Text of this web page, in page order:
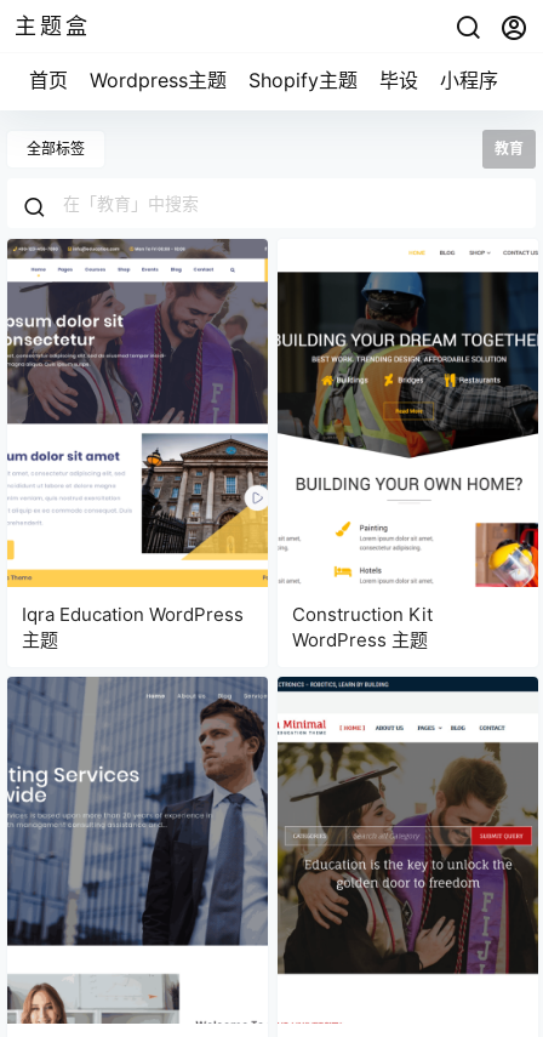
主题盒
首页 Wordpress主题 Shopify主题 毕设 小程序
全部标签 教育
Iqra Education WordPress
主题
Construction Kit
WordPress 主题